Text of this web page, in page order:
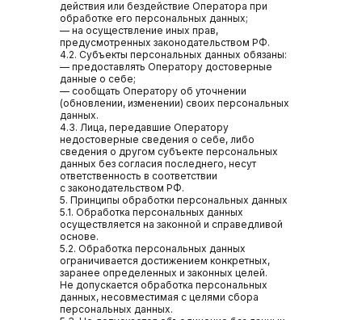
действия или бездействие Оператора при
обработке его персональных данных;
— на осуществление иных прав,
предусмотренных законодательством РФ.
4.2. Субъекты персональных данных обязаны:
— предоставлять Оператору достоверные
данные о себе;
— сообщать Оператору об уточнении
(обновлении, изменении) своих персональных
данных.
4.3. Лица, передавшие Оператору
недостоверные сведения о себе, либо
сведения о другом субъекте персональных
данных без согласия последнего, несут
ответственность в соответствии
с законодательством РФ.
5. Принципы обработки персональных данных
5.1. Обработка персональных данных
осуществляется на законной и справедливой
основе.
5.2. Обработка персональных данных
ограничивается достижением конкретных,
заранее определенных и законных целей.
Не допускается обработка персональных
данных, несовместимая с целями сбора
персональных данных.